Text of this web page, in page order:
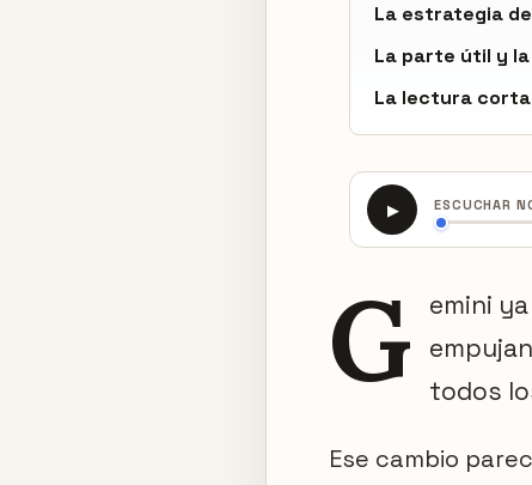
La estrategia
La parte útil y
La lectura corta
▶ ESCUCHAR
G
emini
todos
Ese cambio